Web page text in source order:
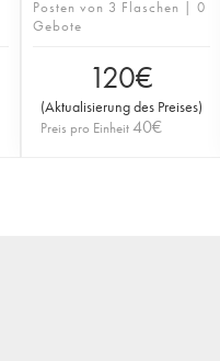
Posten von 3 Flaschen | 0
Gebote
120€
(Aktualisierung des Preises)
Preis pro Einheit40€